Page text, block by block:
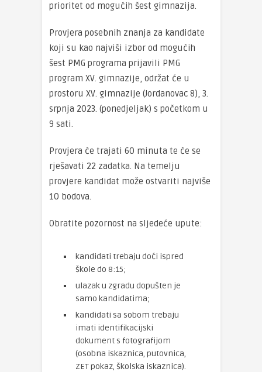
prioritet od mogućih šest gimnazija.
Provjera posebnih znanja za kandidate
koji su kao najviši izbor od mogućih
šest PMG programa prijavili PMG
program XV. gimnazije, održat će u
prostoru XV. gimnazije (Jordanovac 8), 3.
srpnja 2023. (ponedjeljak) s početkom u
9 sati.
Provjera će trajati 60 minuta te će se
rješavati 22 zadatka. Na temelju
provjere kandidat može ostvariti najviše
10 bodova.
Obratite pozornost na sljedeće upute:
kandidati trebaju doći ispred
škole do 8:15;
ulazak u zgradu dopušten je
samo kandidatima;
kandidati sa sobom trebaju
imati identifikacijski
dokument s fotografijom
(osobna iskaznica, putovnica,
ZET pokaz, školska iskaznica).